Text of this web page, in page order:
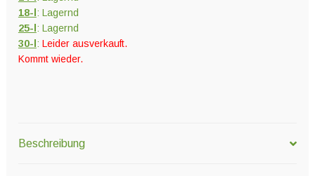
18-l : Lagernd
25-l : Lagernd
30-l : Leider ausverkauft.
Kommt wieder.
Beschreibung